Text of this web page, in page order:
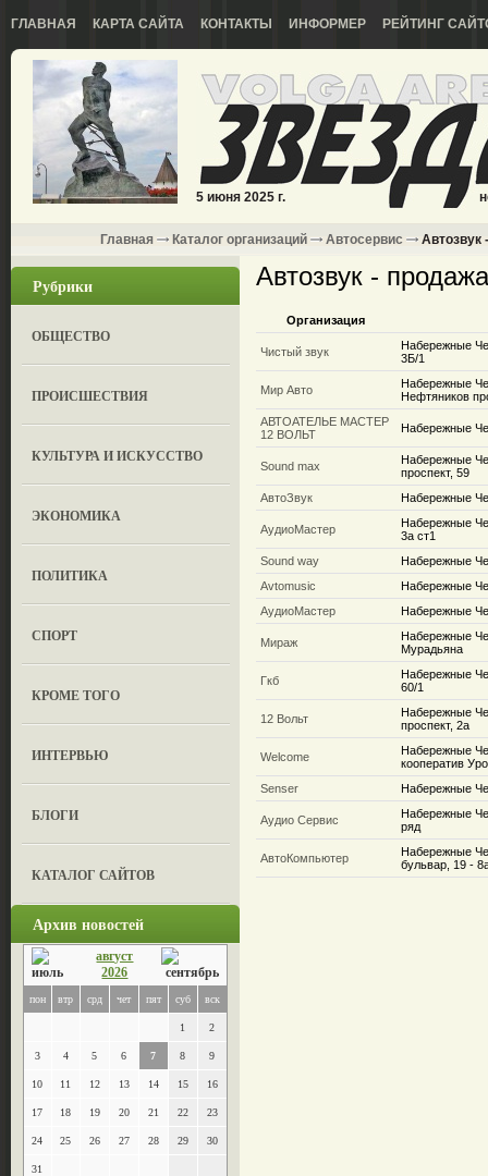
ГЛАВНАЯ КАРТА САЙТА КОНТАКТЫ ИНФОРМЕР РЕЙТИНГ
5 июня 2025 г.
Главная Каталог организаций Автосервис Автозвук
Рубрики
ОБЩЕСТВО
ПРОИСШЕСТВИЯ
КУЛЬТУРА И ИСКУССТВО
ЭКОНОМИКА
ПОЛИТИКА
СПОРТ
КРОМЕ ТОГО
ИНТЕРВЬЮ
БЛОГИ
КАТАЛОГ САЙТОВ
Архив новостей
август
2026
пон втр срд чет пят суб вск
1 2
3 4 5 6 7 8 9
10 11 12 13 14 15 16
17 18 19 20 21 22 23
24 25 26 27 28 29 30
31
Автозвук -
Организация
Чистый звук
Набережные
3Б/1
Мир Авто
Набережные
Нефтяников
АВТОАТЕЛЬЕ МАСТЕР
12 ВОЛЬТ
Набережные
Sound max
Набережные
проспект, 59
АвтоЗвук
Набережные
АудиоМастер
Набережные
3а ст1
Sound way
Набережные
Avtomusic
Набережные
АудиоМастер
Набережные
Мираж
Набережные
Мурадьяна
Гкб
Набережные
60/1
12 Вольт
Набережные
проспект, 2а
Welcome
Набережные
кооператив
Senser
Набережные
Аудио Сервис
Набережные
ряд
АвтоКомпьютер
Набережные
бульвар, 19 -